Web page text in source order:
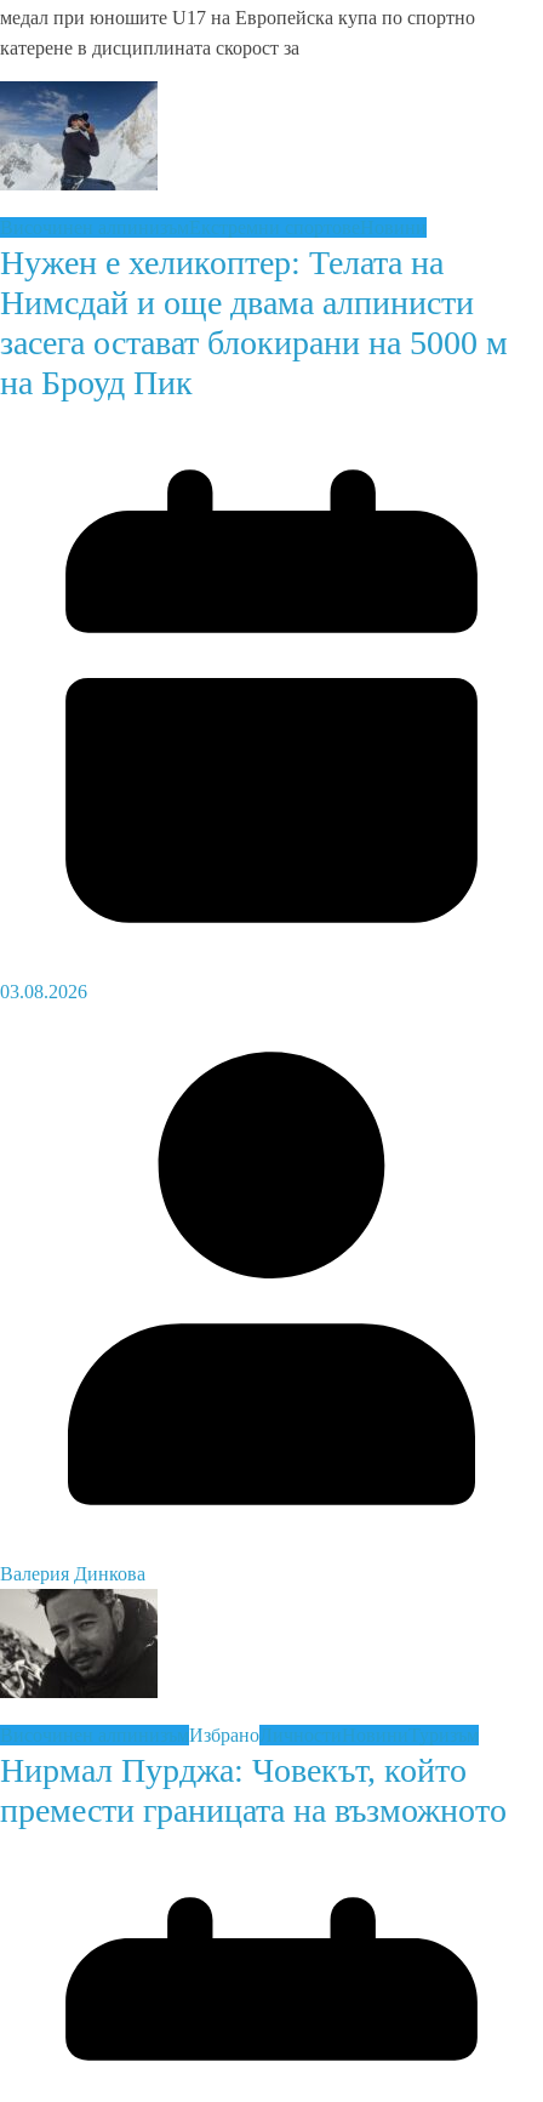
медал при юношите U17 на Европейска купа по спортно
катерене в дисциплината скорост за
Височинен алпинизъмЕкстремни спортовеНовини
Нужен е хеликоптер: Телата на
Нимсдай и още двама алпинисти
засега остават блокирани на 5000 м
на Броуд Пик
03.08.2026
Валерия Динкова
Височинен алпинизъмИзбраноЛичности Новини Туризъм
Нирмал Пурджа: Човекът, който
премести границата на възможното